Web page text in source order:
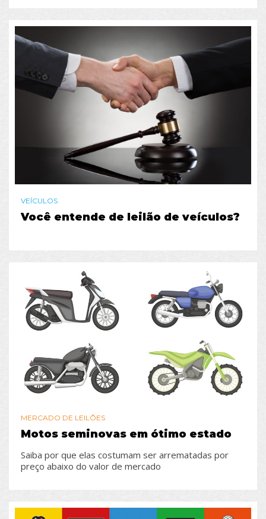
VEÍCULOS
Você entende de leilão de veículos?
MERCADO DE LEILÕES
Motos seminovas em ótimo estado
Saiba por que elas costumam ser arrematadas por
preço abaixo do valor de mercado